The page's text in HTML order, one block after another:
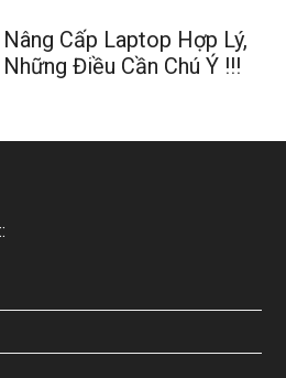
Nâng Cấp Laptop Hợp Lý,
Những Điều Cần Chú Ý !!!